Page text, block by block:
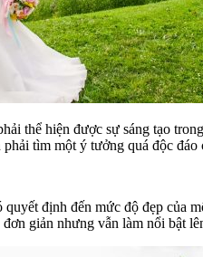
thể hiện được sự sáng tạo
tìm một ý tưởng quá độc
định đến mức độ đẹp của
giản nhưng vẫn làm nổi bật